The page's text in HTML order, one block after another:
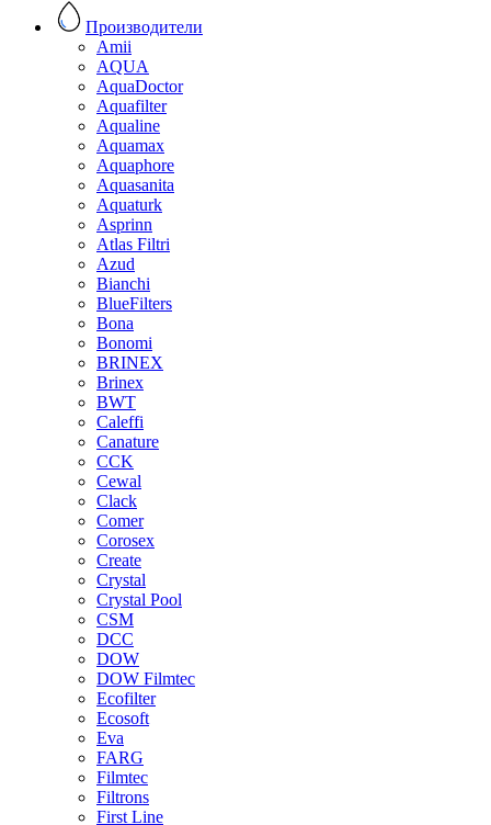
Производители
Amii
AQUA
AquaDoctor
Aquafilter
Aqualine
Aquamax
Aquaphore
Aquasanita
Aquaturk
Asprinn
Atlas Filtri
Azud
Bianchi
BlueFilters
Bona
Bonomi
BRINEX
Brinex
BWT
Caleffi
Canature
CCK
Cewal
Clack
Comer
Corosex
Create
Crystal
Crystal Pool
CSM
DCC
DOW
DOW Filmtec
Ecofilter
Ecosoft
Eva
FARG
Filmtec
Filtrons
First Line